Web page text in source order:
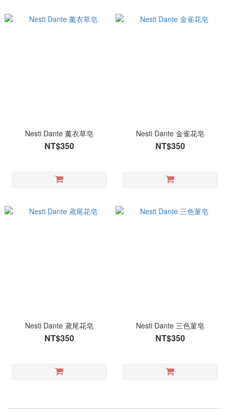
Nesti Dante 薰衣草皂
NT$350
Nesti Dante 金雀花皂
NT$350
Nesti Dante 鳶尾花皂
NT$350
Nesti Dante 三色菫皂
NT$350